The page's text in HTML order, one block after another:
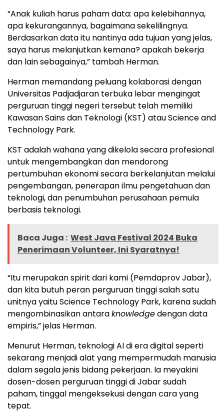
“Anak kuliah harus paham data: apa kelebihannya,
apa kekurangannya, bagaimana sekelilingnya.
Berdasarkan data itu nantinya ada tujuan yang jelas,
saya harus melanjutkan kemana? apakah bekerja
dan lain sebagainya,” tambah Herman.
Herman memandang peluang kolaborasi dengan
Universitas Padjadjaran terbuka lebar mengingat
perguruan tinggi negeri tersebut telah memiliki
Kawasan Sains dan Teknologi (KST) atau Science and
Technology Park.
KST adalah wahana yang dikelola secara profesional
untuk mengembangkan dan mendorong
pertumbuhan ekonomi secara berkelanjutan melalui
pengembangan, penerapan ilmu pengetahuan dan
teknologi, dan penumbuhan perusahaan pemula
berbasis teknologi.
Baca Juga : West Java Festival 2024 Buka
Penerimaan Volunteer, Ini Syaratnya!
“Itu merupakan spirit dari kami (Pemdaprov Jabar),
dan kita butuh peran perguruan tinggi salah satu
unitnya yaitu Science Technology Park, karena sudah
mengombinasikan antaraknowledgedengan data
empiris,” jelas Herman.
Menurut Herman, teknologi AI di era digital seperti
sekarang menjadi alat yang mempermudah manusia
dalam segala jenis bidang pekerjaan. Ia meyakini
dosen-dosen perguruan tinggi di Jabar sudah
paham, tinggal mengeksekusi dengan cara yang
tepat.